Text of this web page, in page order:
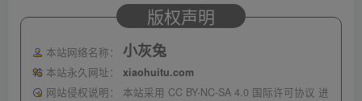
版权声明
本站网络名称： 小灰兔
本站永久网址：
xiaohuitu.com
网站侵权说明：
本站采用 CC BY-NC-SA 4.0 国际许可协议 进